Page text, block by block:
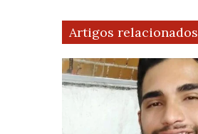
Artigos relacionados